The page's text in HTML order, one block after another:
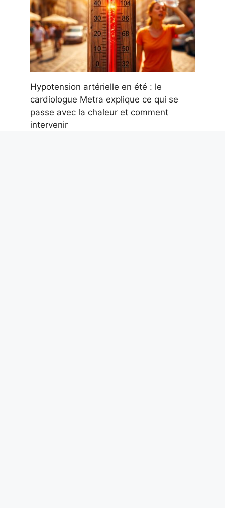
Hypotension artérielle en été : le
cardiologue Metra explique ce qui se
passe avec la chaleur et comment
intervenir